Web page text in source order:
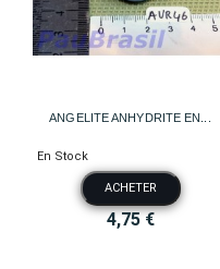
ANGELITE ANHYDRITE EN...
En Stock
ACHETER
4,75 €